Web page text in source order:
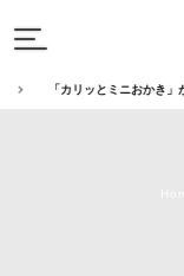
「カリッとミニおかき」が